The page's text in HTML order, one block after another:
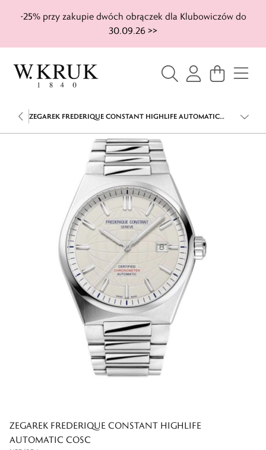
-25% przy zakupie dwóch obrączek dla Klubowiczów do
30.09.26 >>
ZEGAREK FREDERIQUE CONSTANT HIGHLIFE AUTOMATIC
COSC
ZEGAREK FREDERIQUE CONSTANT HIGHLIFE
AUTOMATIC COSC